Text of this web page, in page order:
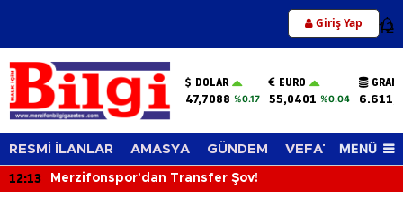
Giriş Yap 12
DOLAR
47,7088 %0.17
EURO
55,0401 %0.04
RESMİ İLANLAR AMASYA GÜNDEM VEFAT EDENLER
MENÜ
12:13 Merzifonspor'dan Transfer Şov!